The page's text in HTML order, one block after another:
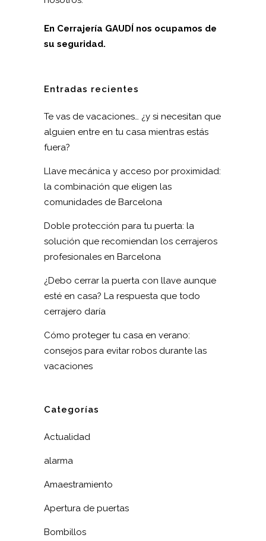
En Cerrajería GAUDÍ nos ocupamos de
su seguridad.
Entradas recientes
Te vas de vacaciones… ¿y si necesitan que
alguien entre en tu casa mientras estás
fuera?
Llave mecánica y acceso por proximidad:
la combinación que eligen las
comunidades de Barcelona
Doble protección para tu puerta: la
solución que recomiendan los cerrajeros
profesionales en Barcelona
¿Debo cerrar la puerta con llave aunque
esté en casa? La respuesta que todo
cerrajero daría
Cómo proteger tu casa en verano:
consejos para evitar robos durante las
vacaciones
Categorías
Actualidad
alarma
Amaestramiento
Apertura de puertas
Bombillos